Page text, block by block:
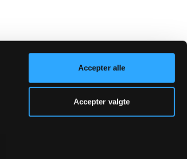
Accepter alle
Accepter valgte